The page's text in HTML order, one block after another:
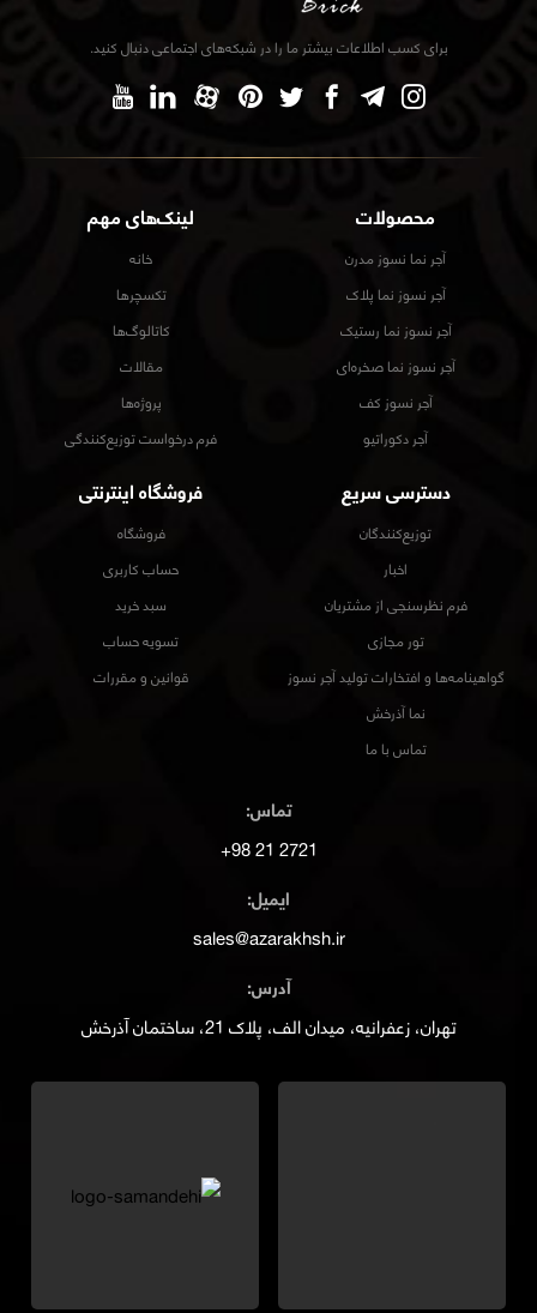
محصولات
آجر نما نسوز مدرن
آجر نسوز نما پلاک
آجر نسوز نما رستیک
آجر نسوز نما صخره‌ای
آجر نسوز کف
آجر دکوراتیو
لینک‌های مهم
خانه
تکسچرها
کاتالوگ‌ها
مقالات
پروژه‌ها
فرم درخواست توزیع‌کنندگی
برای کسب اطلاعات بیشتر ما را در شبکه‌های اجتماعی دنبال کنید.
دسترسی سریع
توزیع‌کنندگان
اخبار
فرم نظرسنجی از مشتریان
تور مجازی
گواهینامه‌ها و افتخارات تولید آجر نسوز
نما آذرخش
تماس با ما
فروشگاه اینترنتی
فروشگاه
حساب کاربری
سبد خرید
تسویه حساب
قوانین و مقررات
تماس:
2721 21 98+
ایمیل:
sales@azarakhsh.ir
آدرس:
تهران، زعفرانیه، میدان الف، پلاک 21، ساختمان آذرخش